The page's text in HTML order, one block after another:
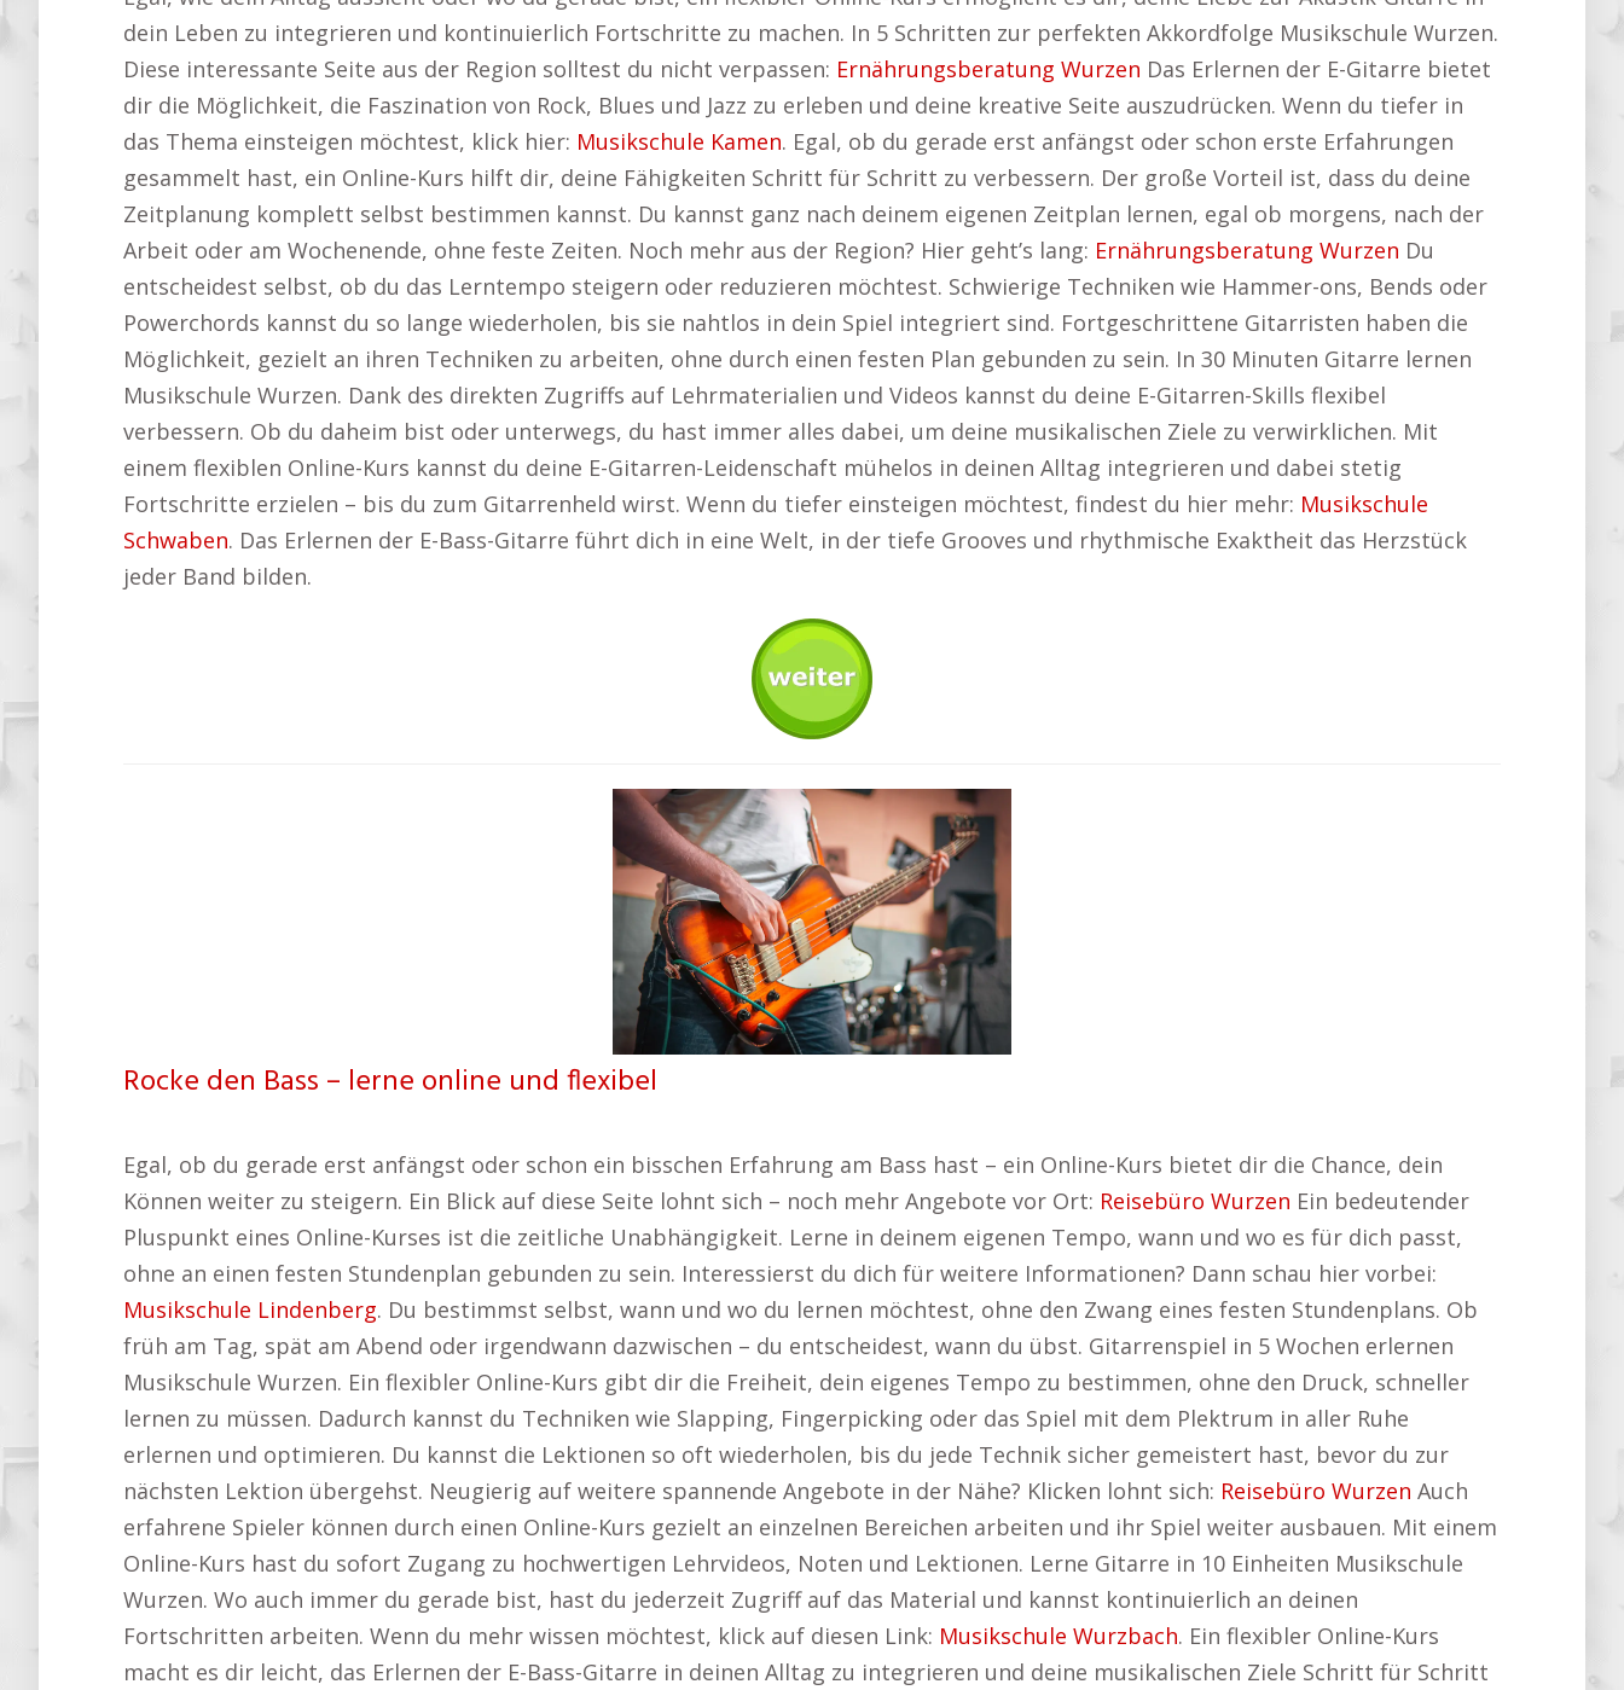
dein Leben zu integrieren und kontinuierlich Fortschritte zu machen. In 5 Schritten zur perfekten Akkordfolge Musikschule Wurzen.
Diese interessante Seite aus der Region solltest du nicht verpassen: Ernährungsberatung Wurzen Das Erlernen der E-Gitarre bietet
dir die Möglichkeit, die Faszination von Rock, Blues und Jazz zu erleben und deine kreative Seite auszudrücken. Wenn du tiefer in
das Thema einsteigen möchtest, klick hier: Musikschule Kamen. Egal, ob du gerade erst anfängst oder schon erste Erfahrungen
gesammelt hast, ein Online-Kurs hilft dir, deine Fähigkeiten Schritt für Schritt zu verbessern. Der große Vorteil ist, dass du deine
Zeitplanung komplett selbst bestimmen kannst. Du kannst ganz nach deinem eigenen Zeitplan lernen, egal ob morgens, nach der
Arbeit oder am Wochenende, ohne feste Zeiten. Noch mehr aus der Region? Hier geht’s lang: Ernährungsberatung Wurzen Du
entscheidest selbst, ob du das Lerntempo steigern oder reduzieren möchtest. Schwierige Techniken wie Hammer-ons, Bends oder
Powerchords kannst du so lange wiederholen, bis sie nahtlos in dein Spiel integriert sind. Fortgeschrittene Gitarristen haben die
Möglichkeit, gezielt an ihren Techniken zu arbeiten, ohne durch einen festen Plan gebunden zu sein. In 30 Minuten Gitarre lernen
Musikschule Wurzen. Dank des direkten Zugriffs auf Lehrmaterialien und Videos kannst du deine E-Gitarren-Skills flexibel
verbessern. Ob du daheim bist oder unterwegs, du hast immer alles dabei, um deine musikalischen Ziele zu verwirklichen. Mit
einem flexiblen Online-Kurs kannst du deine E-Gitarren-Leidenschaft mühelos in deinen Alltag integrieren und dabei stetig
Fortschritte erzielen – bis du zum Gitarrenheld wirst. Wenn du tiefer einsteigen möchtest, findest du hier mehr: Musikschule
Schwaben. Das Erlernen der E-Bass-Gitarre führt dich in eine Welt, in der tiefe Grooves und rhythmische Exaktheit das Herzstück
jeder Band bilden.
Rocke den Bass – lerne online und flexibel
Egal, ob du gerade erst anfängst oder schon ein bisschen Erfahrung am Bass hast – ein Online-Kurs bietet dir die Chance, dein
Können weiter zu steigern. Ein Blick auf diese Seite lohnt sich – noch mehr Angebote vor Ort: Reisebüro Wurzen Ein bedeutender
Pluspunkt eines Online-Kurses ist die zeitliche Unabhängigkeit. Lerne in deinem eigenen Tempo, wann und wo es für dich passt,
ohne an einen festen Stundenplan gebunden zu sein. Interessierst du dich für weitere Informationen? Dann schau hier vorbei:
Musikschule Lindenberg. Du bestimmst selbst, wann und wo du lernen möchtest, ohne den Zwang eines festen Stundenplans. Ob
früh am Tag, spät am Abend oder irgendwann dazwischen – du entscheidest, wann du übst. Gitarrenspiel in 5 Wochen erlernen
Musikschule Wurzen. Ein flexibler Online-Kurs gibt dir die Freiheit, dein eigenes Tempo zu bestimmen, ohne den Druck, schneller
lernen zu müssen. Dadurch kannst du Techniken wie Slapping, Fingerpicking oder das Spiel mit dem Plektrum in aller Ruhe
erlernen und optimieren. Du kannst die Lektionen so oft wiederholen, bis du jede Technik sicher gemeistert hast, bevor du zur
nächsten Lektion übergehst. Neugierig auf weitere spannende Angebote in der Nähe? Klicken lohnt sich: Reisebüro Wurzen Auch
erfahrene Spieler können durch einen Online-Kurs gezielt an einzelnen Bereichen arbeiten und ihr Spiel weiter ausbauen. Mit einem
Online-Kurs hast du sofort Zugang zu hochwertigen Lehrvideos, Noten und Lektionen. Lerne Gitarre in 10 Einheiten Musikschule
Wurzen. Wo auch immer du gerade bist, hast du jederzeit Zugriff auf das Material und kannst kontinuierlich an deinen
Fortschritten arbeiten. Wenn du mehr wissen möchtest, klick auf diesen Link: Musikschule Wurzbach. Ein flexibler Online-Kurs
macht es dir leicht, das Erlernen der E-Bass-Gitarre in deinen Alltag zu integrieren und deine musikalischen Ziele Schritt für Schritt